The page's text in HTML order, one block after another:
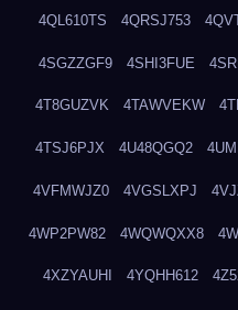
4QL610TS 4QRSJ753
4SGZZGF9 4SHI3FUE
4T8GUZVK 4TAWVEKW
4TSJ6PJX 4U48QGQ2
4VFMWJZ0 4VGSLXPJ
4WP2PW82 4WQWQXX8
4XZYAUHI 4YQHH612